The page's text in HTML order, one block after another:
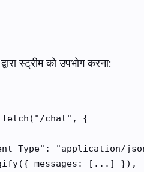
स्ट्रीम को उपभोग करना:
fetch("/chat", {
Type": "application/
messages: [...] }),